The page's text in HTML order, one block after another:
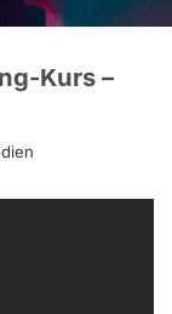
Kurs –